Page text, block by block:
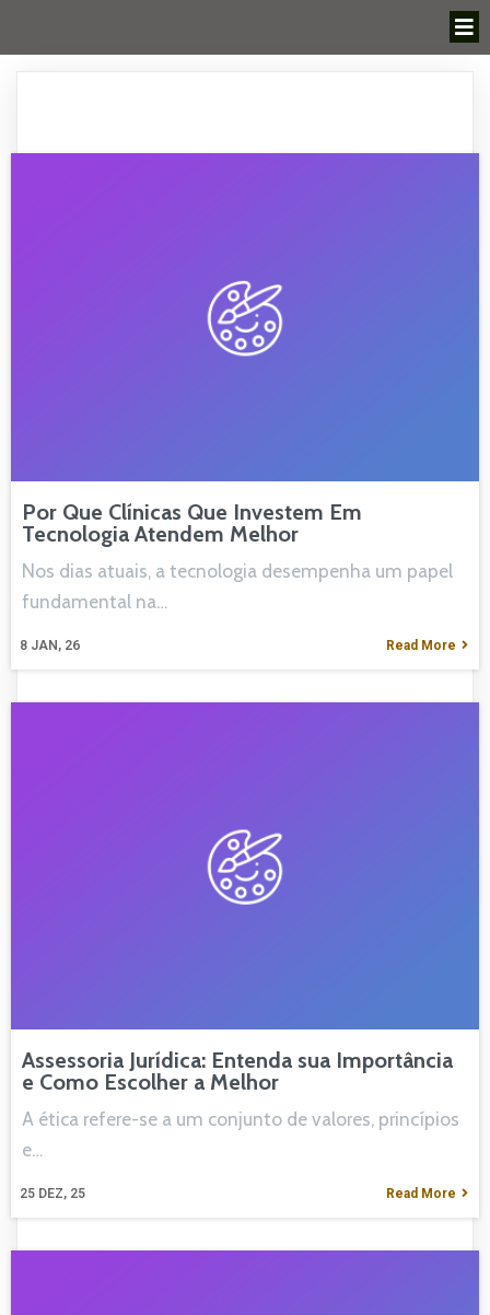
Por Que Clínicas Que Investem Em
Tecnologia Atendem Melhor
8 JAN, 26
Nos dias atuais, a tecnologia desempenha um papel
fundamental na…
Read More
Assessoria Jurídica: Entenda sua Importância
e Como Escolher a Melhor
25 DEZ, 25
A ética refere-se a um conjunto de valores, princípios
e…
Read More